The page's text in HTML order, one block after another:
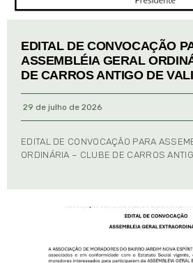
EDITAL DE CONVOCAÇÃO
ASSEMBLÉIA GERAL
DE CARROS ANTIGO DE
29 de julho de 2026
EDITAL DE CONVOCAÇÃO PARA
ORDINÁRIA – CLUBE DE CARROS